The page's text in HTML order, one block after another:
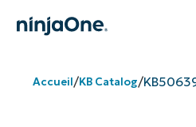
Accueil/KB Catalog/